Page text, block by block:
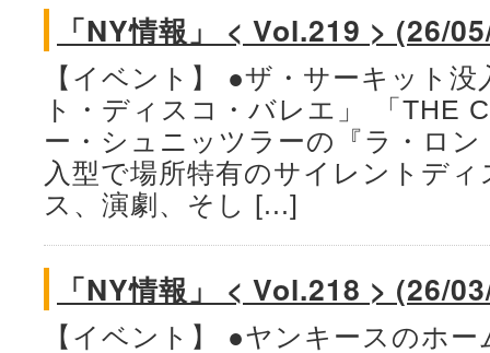
「NY情報」 < Vol.219 > (26/
【イベント】 ●ザ・サーキット
ト・ディスコ・バレエ」 「THE
ー・シュニッツラーの『ラ・ロ
入型で場所特有のサイレントデ
ス、演劇、そし [...]
「NY情報」 < Vol.218 > (26/
【イベント】 ●ヤンキースのホ